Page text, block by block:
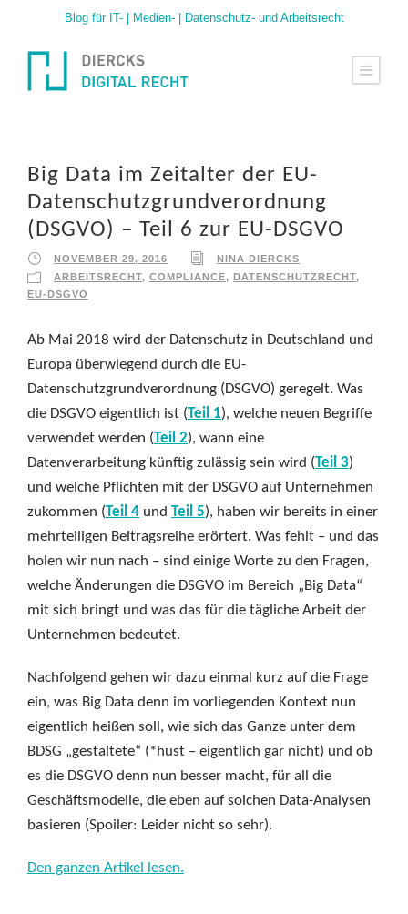
Blog für IT- | Medien- | Datenschutz- und Arbeitsrecht
Big Data im Zeitalter der EU-
Datenschutzgrundverordnung
(DSGVO) – Teil 6 zur EU-DSGVO
NOVEMBER 29, 2016
NINA DIERCKS
ARBEITSRECHT, COMPLIANCE, DATENSCHUTZRECHT,
EU-DSGVO
Ab Mai 2018 wird der Datenschutz in Deutschland und
Europa überwiegend durch die EU-
Datenschutzgrundverordnung (DSGVO) geregelt. Was
die DSGVO eigentlich ist (Teil 1), welche neuen Begriffe
verwendet werden (Teil 2), wann eine
Datenverarbeitung künftig zulässig sein wird (Teil 3)
und welche Pflichten mit der DSGVO auf Unternehmen
zukommen (Teil 4 und Teil 5), haben wir bereits in einer
mehrteiligen Beitragsreihe erörtert. Was fehlt – und das
holen wir nun nach – sind einige Worte zu den Fragen,
welche Änderungen die DSGVO im Bereich „Big Data“
mit sich bringt und was das für die tägliche Arbeit der
Unternehmen bedeutet.
Nachfolgend gehen wir dazu einmal kurz auf die Frage
ein, was Big Data denn im vorliegenden Kontext nun
eigentlich heißen soll, wie sich das Ganze unter dem
BDSG „gestaltete“ (*hust – eigentlich gar nicht) und ob
es die DSGVO denn nun besser macht, für all die
Geschäftsmodelle, die eben auf solchen Data-Analysen
basieren (Spoiler: Leider nicht so sehr).
Den ganzen Artikel lesen.